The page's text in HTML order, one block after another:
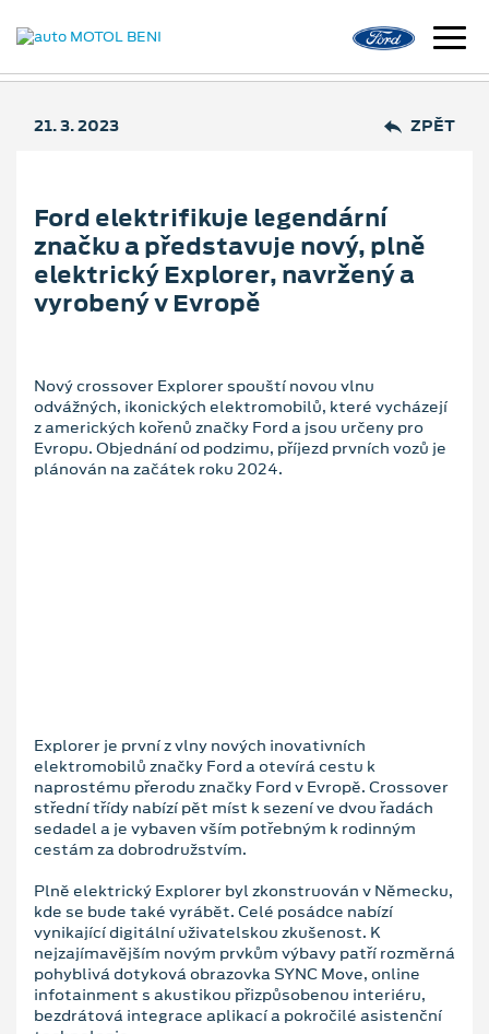
21. 3. 2023 ZPĚT
Ford elektrifikuje legendární
značku a představuje nový, plně
elektrický Explorer, navržený a
vyrobený v Evropě
Nový crossover Explorer spouští novou vlnu
odvážných, ikonických elektromobilů, které vycházejí
z amerických kořenů značky Ford a jsou určeny pro
Evropu. Objednání od podzimu, příjezd prvních vozů je
plánován na začátek roku 2024.
Explorer je první z vlny nových inovativních
elektromobilů značky Ford a otevírá cestu k
naprostému přerodu značky Ford v Evropě. Crossover
střední třídy nabízí pět míst k sezení ve dvou řadách
sedadel a je vybaven vším potřebným k rodinným
cestám za dobrodružstvím.
Plně elektrický Explorer byl zkonstruován v Německu,
kde se bude také vyrábět. Celé posádce nabízí
vynikající digitální uživatelskou zkušenost. K
nejzajímavějším novým prvkům výbavy patří rozměrná
pohyblivá dotyková obrazovka SYNC Move, online
infotainment s akustikou přizpůsobenou interiéru,
bezdrátová integrace aplikací a pokročilé asistenční